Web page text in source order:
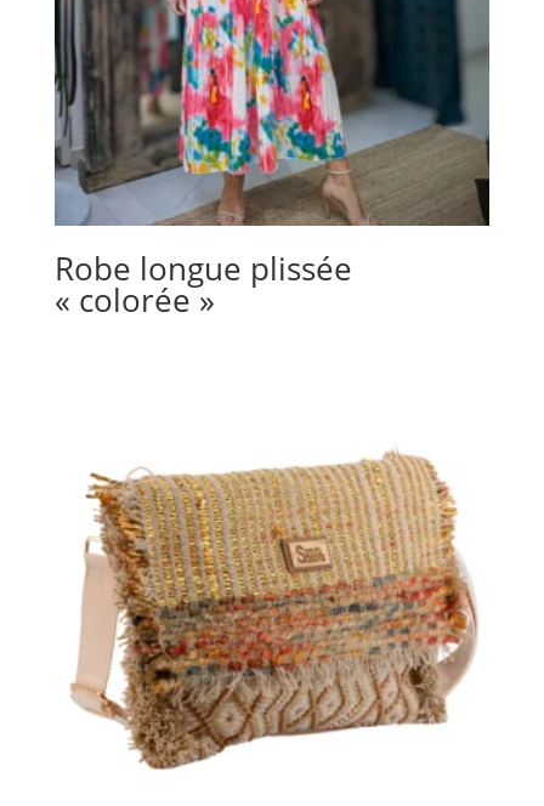
Robe longue plissée
« colorée »